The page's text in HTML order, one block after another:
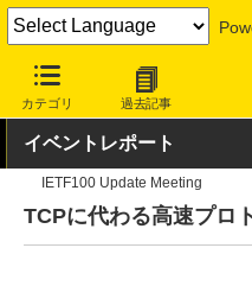
カテゴリ 過去記事
INTERNET Watch トピック
イベントレポート
IETF100 Update Meeting
TCPに代わる高速プ